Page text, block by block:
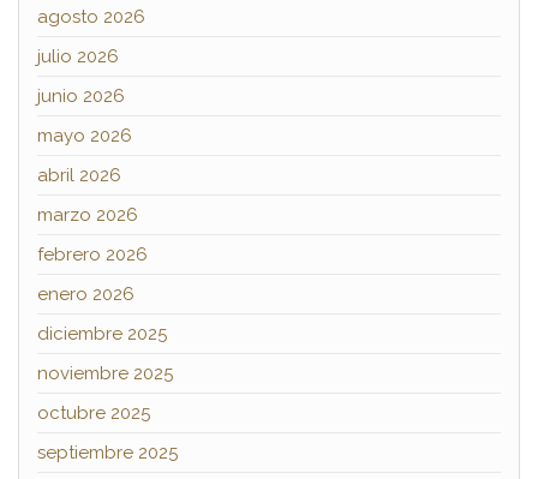
agosto 2026
julio 2026
junio 2026
mayo 2026
abril 2026
marzo 2026
febrero 2026
enero 2026
diciembre 2025
noviembre 2025
octubre 2025
septiembre 2025